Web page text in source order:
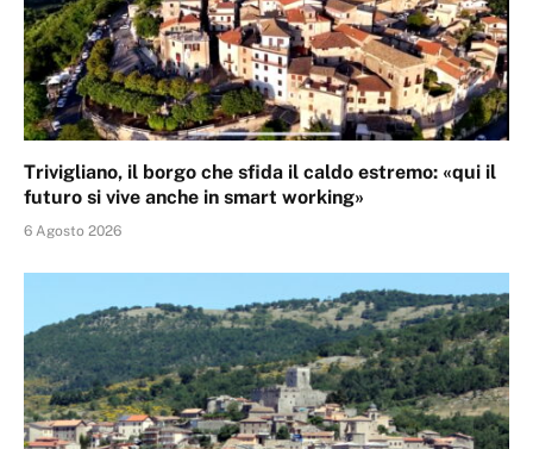
Trivigliano, il borgo che sfida il caldo estremo: «qui il
futuro si vive anche in smart working»
6 Agosto 2026